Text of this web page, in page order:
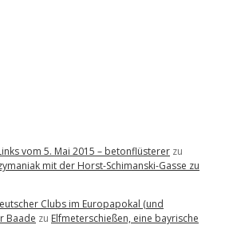
vom 5. Mai 2015 – betonflüsterer zu
mit der Horst-Schimanski-Gasse zu
Clubs im Europapokal (und
Baade zu Elfmeterschießen, eine bayrische